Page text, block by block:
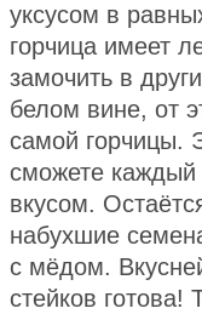
уксусом в
горчица имеет
замочить в
белом вине, от
самой горчицы.
сможете каждый
вкусом.
набухшие
с мёдом.
стейков готова!